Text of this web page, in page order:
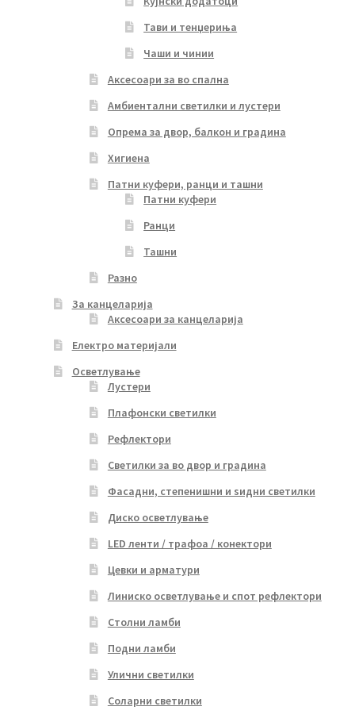
Тави и тенџериња
Чаши и чинии
Аксесоари за во спална
Амбиентални светилки и лустери
Опрема за двор, балкон и градина
Хигиена
Патни куфери, ранци и ташни
Патни куфери
Ранци
Ташни
Разно
За канцеларија
Аксесоари за канцеларија
Електро материјали
Осветлување
Лустери
Плафонски светилки
Рефлектори
Светилки за во двор и градина
Фасадни, степенишни и ѕидни светилки
Диско осветлување
LED ленти / трафоа / конектори
Цевки и арматури
Линиско осветлување и спот рефлектори
Столни ламби
Подни ламби
Улични светилки
Соларни светилки